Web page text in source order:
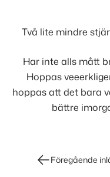
Två lite mindre
Har inte alls mått
Hoppas
hoppas att det bara
bättre
Inläggsnavigering
Föregående